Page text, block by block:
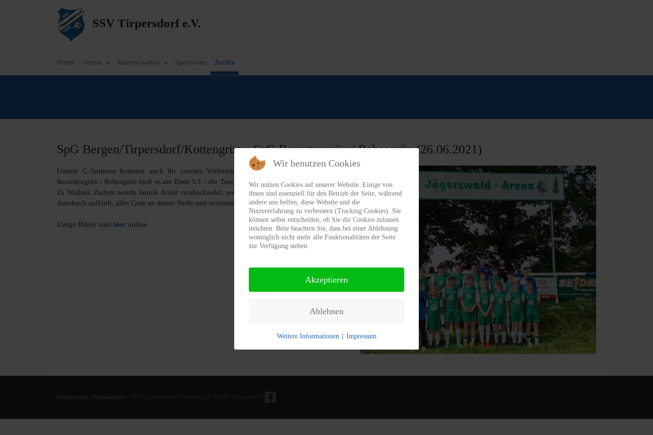
SSV Tirpersdorf e.V.
Home Verein Mannschaften Sponsoren Archiv
SpG Bergen/​Tirpersdorf/​Kottengrün - SpG Reumtengrün /​ Rebesgrün (26.06.2021)
Unsere C-Junioren konnten auch ihr zweites Vorbereitungsspiel gewinnen. Gegen die SpG
Reumtengrün / Rebesgrün hieß es am Ende 5:1 - die Tore erzielten Meinel, Neumann, Arold und
2x Wallner. Zudem wurde Jannik Arold verabschiedet, welcher ab der neuen Saison für den VfB
Auerbach aufläuft, alles Gute an dieser Stelle und maximale Erfolge bei deinem neuen Verein.
Einige Bilder sind hier online.
Wir benutzen Cookies
Wir nutzen Cookies auf unserer Website. Einige von
ihnen sind essenziell für den Betrieb der Seite, während
andere uns helfen, diese Website und die
Nutzererfahrung zu verbessern (Tracking Cookies). Sie
können selbst entscheiden, ob Sie die Cookies zulassen
möchten. Bitte beachten Sie, dass bei einer Ablehnung
womöglich nicht mehr alle Funktionalitäten der Seite
zur Verfügung stehen.
Akzeptieren
Ablehnen
Weitere Informationen | Impressum